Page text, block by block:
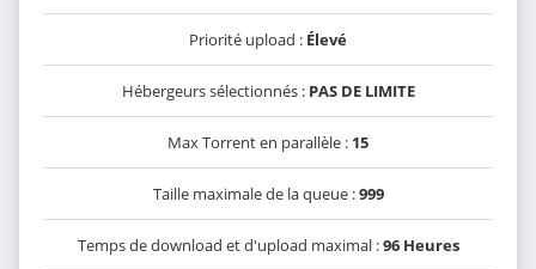
Priorité upload : Élevé
Hébergeurs sélectionnés : PAS DE LIMITE
Max Torrent en parallèle : 15
Taille maximale de la queue :999
Temps de download et d'upload maximal :96 Heures